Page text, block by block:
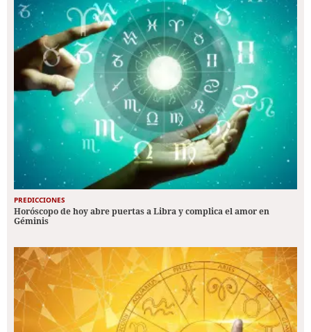
PREDICCIONES
Horóscopo de hoy abre puertas a Libra y complica el amor en
Géminis